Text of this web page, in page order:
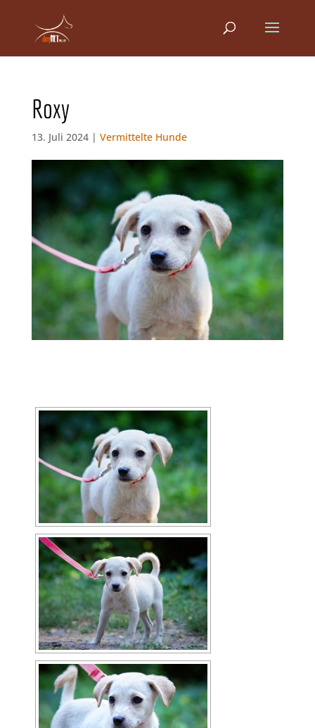
Roxy
13. Juli 2024 | Vermittelte Hunde